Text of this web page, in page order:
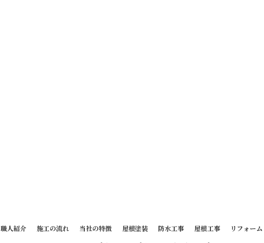
職人紹介 施工の流れ 当社の特徴 屋根塗装 防水工事 屋根工事 リフォーム